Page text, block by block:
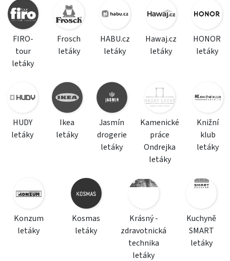
FIRO-
tour
letáky
Frosch
letáky
HABU.cz
letáky
Hawaj.cz
letáky
HONOR
letáky
HUDY
letáky
Ikea
letáky
Jasmín
drogerie
letáky
Kamenické
práce
Ondrejka
letáky
Knižní
klub
letáky
Konzum
letáky
Kosmas
letáky
Krásný -
zdravotnická
technika
letáky
Kuchyně
SMART
letáky